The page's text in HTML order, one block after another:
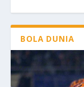
BOLA DUNIA